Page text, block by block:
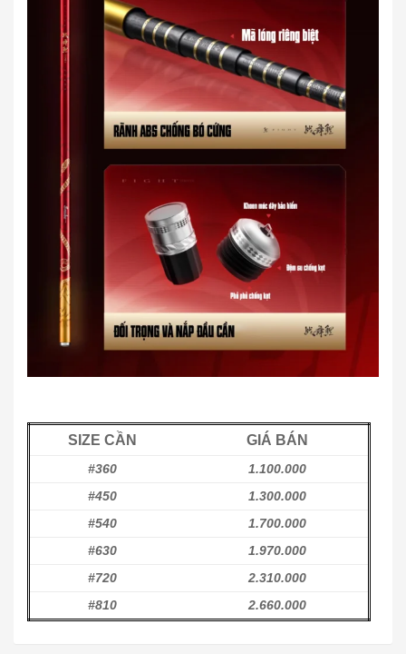
SIZE CẦN GIÁ BÁN
#360
1.100.000
#450
1.300.000
#540
1.700.000
#630
1.970.000
#720
2.310.000
#810
2.660.000